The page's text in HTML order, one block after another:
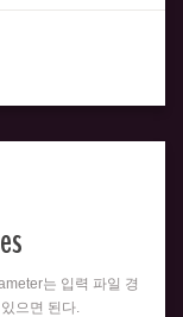
는 입력 파일 경
으면 된다.